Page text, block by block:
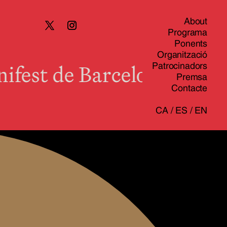
de Barcelona sobre
About
Programa
Ponents
Organització
Patrocinadors
Premsa
Contacte
CA/ ES / EN